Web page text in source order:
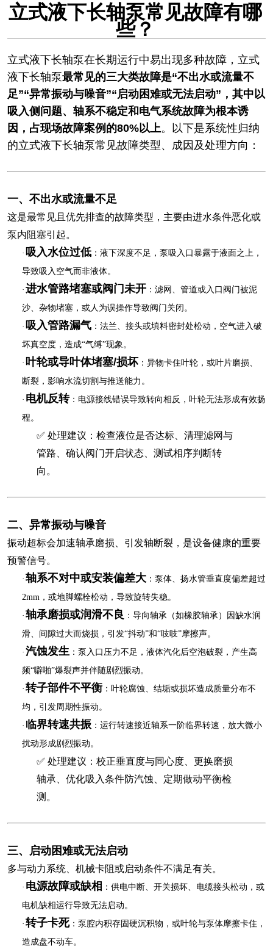
立式液下长轴泵常见故障有哪
些？
立式液下长轴泵在长期运行中易出现多种故障，‌立式
液下长轴泵最常见的三大类故障是“不出水或流量不
足”“异常振动与噪音”“启动困难或无法启动”，其中以
吸入侧问题、轴系不稳定和电气系统故障为根本诱
因，占现场故障案例的80%以上‌。以下是系统性归纳
的立式液下长轴泵常见故障类型、成因及处理方向：
一、不出水或流量不足
这是最常见且优先排查的故障类型，主要由进水条件恶化或
泵内阻塞引起。
· 吸入水位过低‌：液下深度不足，泵吸入口暴露于液面之上，
导致吸入空气而非液体。
· 进水管路堵塞或阀门未开‌：滤网、管道或入口阀门被泥
沙、杂物堵塞，或人为误操作导致阀门关闭。
· 吸入管路漏气‌：法兰、接头或填料密封处松动，空气进入破
坏真空度，造成“气缚”现象。
· 叶轮或导叶体堵塞/损坏‌：异物卡住叶轮，或叶片磨损、
断裂，影响水流切割与推送能力。
· 电机反转‌：电源接线错误导致转向相反，叶轮无法形成有效扬
程。
✅ 处理建议：检查液位是否达标、清理滤网与
管路、确认阀门开启状态、测试相序判断转
向。
二、异常振动与噪音
振动超标会加速轴承磨损、引发轴断裂，是设备健康的重要
预警信号。
· 轴系不对中或安装偏差大‌：泵体、扬水管垂直度偏差超过
2mm，或地脚螺栓松动，导致旋转失稳。
· 轴承磨损或润滑不良 ‌：导向轴承（如橡胶轴承）因缺水润
滑、间隙过大而烧损，引发“抖动”和“吱吱”摩擦声。
· 汽蚀发生 ‌：泵入口压力不足，液体汽化后空泡破裂，产生高
频“噼啪”爆裂声并伴随剧烈振动。
· 转子部件不平衡‌：叶轮腐蚀、结垢或损坏造成质量分布不
均，引发周期性振动。
· 临界转速共振‌：运行转速接近轴系一阶临界转速，放大微小
扰动形成剧烈振动。
✅ 处理建议：校正垂直度与同心度、更换磨损
轴承、优化吸入条件防汽蚀、定期做动平衡检
测。
三、启动困难或无法启动
多与动力系统、机械卡阻或启动条件不满足有关。
· 电源故障或缺相 ‌：供电中断、开关损坏、电缆接头松动，或
电机缺相运行导致无法启动。
· 转子卡死‌：泵腔内积存固硬沉积物，或叶轮与泵体摩擦卡住，
造成盘不动车。